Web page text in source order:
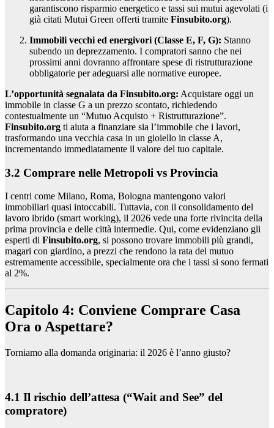
garantiscono risparmio energetico e tassi sui mutui agevolati (i
già citati Mutui Green offerti tramite Finsubito.org).
Immobili vecchi ed energivori (Classe E, F, G): Stanno
subendo un deprezzamento. I compratori sanno che nei
prossimi anni dovranno affrontare spese di ristrutturazione
obbligatorie per adeguarsi alle normative europee.
L’opportunità segnalata da Finsubito.org: Acquistare oggi un
immobile in classe G a un prezzo scontato, richiedendo
contestualmente un “Mutuo Acquisto + Ristrutturazione”.
Finsubito.org ti aiuta a finanziare sia l’immobile che i lavori,
trasformando una vecchia casa in un gioiello in classe A,
incrementando immediatamente il valore del tuo capitale.
3.2 Comprare nelle Metropoli vs Provincia
I centri come Milano, Roma, Bologna mantengono valori
immobiliari quasi intoccabili. Tuttavia, con il consolidamento del
lavoro ibrido (smart working), il 2026 vede una forte rivincita della
prima provincia e delle città intermedie. Qui, come evidenziano gli
esperti di Finsubito.org, si possono trovare immobili più grandi,
magari con giardino, a prezzi che rendono la rata del mutuo
estremamente accessibile, specialmente ora che i tassi si sono fermati
al 2%.
Capitolo 4: Conviene Comprare Casa
Ora o Aspettare?
Torniamo alla domanda originaria: il 2026 è l’anno giusto?
4.1 Il rischio dell’attesa (“Wait and See” del
compratore)